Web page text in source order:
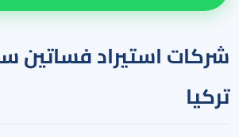
شركات استيراد فساتين
تركيا